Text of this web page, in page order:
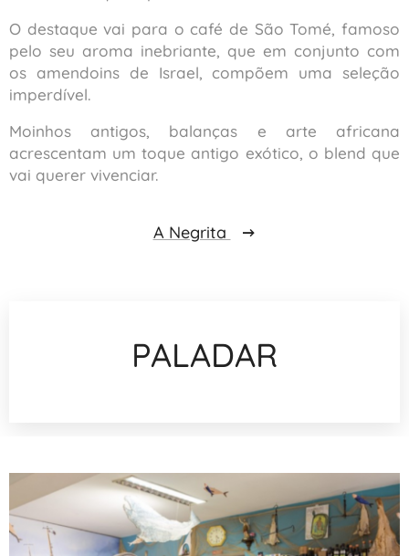
O destaque vai para o café de São Tomé, famoso
pelo seu aroma inebriante, que em conjunto com
os amendoins de Israel, compõem uma seleção
imperdível.
Moinhos antigos, balanças e arte africana
acrescentam um toque antigo exótico, o blend que
vai querer vivenciar.
A Negrita
PALADAR